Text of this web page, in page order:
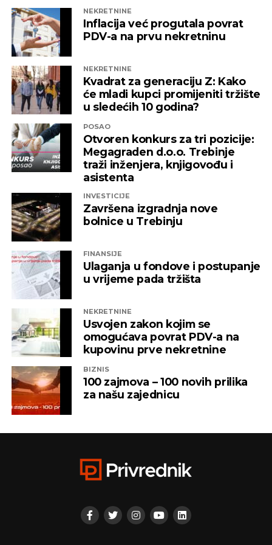
izložena nezabilježenoj diskriminaciji”
saopšteno je iz “Invictusa”.
Kažu i da su sada izloženi potezima koji nemaju bilo
kakve veze sa normalnim poslovanjem i
poštovanjem zakonskih normi, a da ih relevantne
institucije kao savjesnog poslovnog subjekta nisu u
stanju zaštiti, zbog čega moraju priznati da je teško
pronaći adekvatniji odgovor koji ne bi uključivao
ozbiljnije rezove u samoj kompaniji.
Podsjetimo, 18. juna ove godine američka
uvela je sankcije nizu kompanija koje “čine mrežu
podrške predsjedniku Republike Srpske Miloradu
Dodiku”, a “Infinity International” se našao među
njima, skupa sa firmama “Infinity Media”, “Prointer
ITSS”, “Sirius 2010”, “Kaldera”, “K-2 Audio” u čijem je
vlasništvu Alternativna televizija, “Una World” u
čijem je vlasništvu bila “Una TV”.
Iz “Infinity-ja” su tada saopštili da će bez posla ostati
oko 800 ljudi, a spas su potražili u registrovanju
novih kompanija i promjenama vlasničke strukture,
pretvarajućći dotatašnje rukovodioce u vlasnike.
„Invictus“ su prije mjesec dana osnovali menadžeri
„Prointera“ i „Siriusa”.
REKLAMA
NEKRETNINE
Inflacija već progutala povrat
PDV-a na prvu nekretninu
NEKRETNINE
Kvadrat za generaciju Z: Kako
će mladi kupci promijeniti tržište
u sledećih 10 godina?
POSAO
Otvoren konkurs za tri pozicije:
Megagraden d.o.o. Trebinje
traži inženjera, knjigovođu i
asistenta
INVESTICIJE
Završena izgradnja nove
bolnice u Trebinju
FINANSIJE
Ulaganja u fondove i postupanje
u vrijeme pada tržišta
NEKRETNINE
Usvojen zakon kojim se
omogućava povrat PDV-a na
kupovinu prve nekretnine
BIZNIS
100 zajmova – 100 novih prilika
za našu zajednicu